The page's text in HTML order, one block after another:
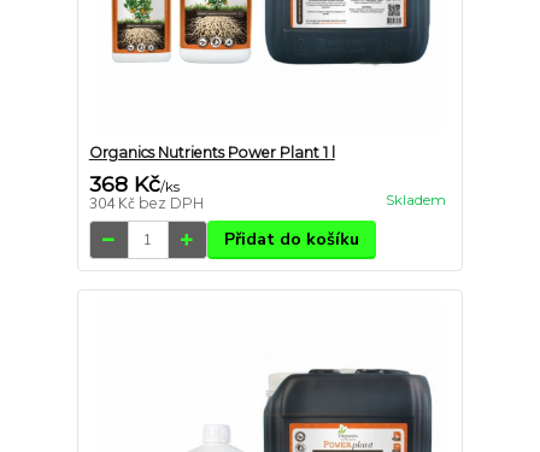
Organics Nutrients Power Plant 1 l
368 Kč/ks
304 Kč bez DPH Skladem
Přidat do košíku